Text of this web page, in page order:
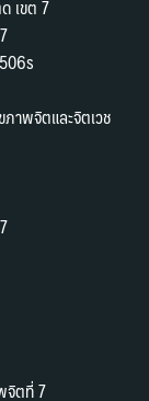
เขต 7
าพจิตและจิตเวช
จิตที่ 7